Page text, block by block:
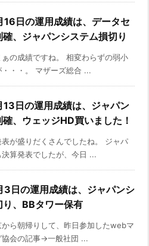
日の運用成績は、データセ
、ジャパンシステム損切り
の成績ですね。 相変わらずの弱小
・・・。 マザーズ総合 ...
日の運用成績は、ジャパン
、ウェッジHD買いました！
が盛りだくさんでしたね。 ジャパ
決算発表でしたが、今日 ...
日の運用成績は、ジャパンシ
り、BBタワー保有
ら朝帰りして、昨日参加したwebマ
協会の記事→一般社団 ...